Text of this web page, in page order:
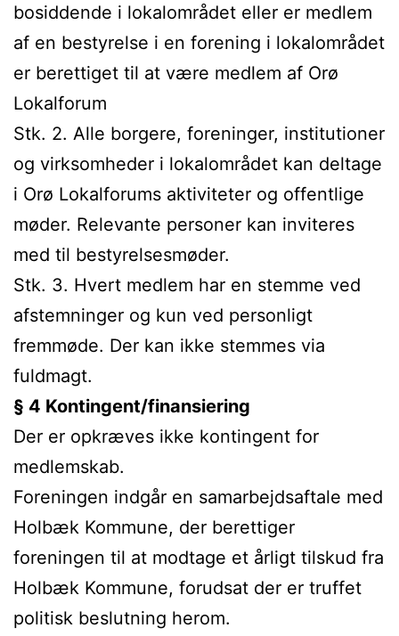
bosiddende i lokalområdet eller er medlem
af en bestyrelse i en forening i lokalområdet
er berettiget til at være medlem af Orø
Lokalforum
Stk. 2. Alle borgere, foreninger, institutioner
og virksomheder i lokalområdet kan deltage
i Orø Lokalforums aktiviteter og offentlige
møder. Relevante personer kan inviteres
med til bestyrelsesmøder.
Stk. 3. Hvert medlem har en stemme ved
afstemninger og kun ved personligt
fremmøde. Der kan ikke stemmes via
fuldmagt.
§ 4 Kontingent/finansiering
Der er opkræves ikke kontingent for
medlemskab.
Foreningen indgår en samarbejdsaftale med
Holbæk Kommune, der berettiger
foreningen til at modtage et årligt tilskud fra
Holbæk Kommune, forudsat der er truffet
politisk beslutning herom.